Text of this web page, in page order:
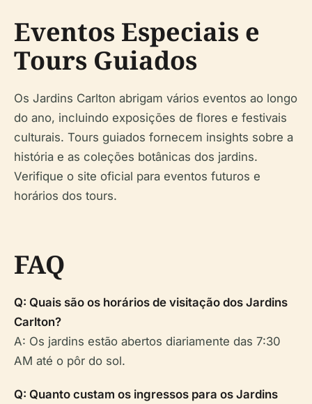
Eventos Especiais e
Tours Guiados
Os Jardins Carlton abrigam vários eventos ao longo
do ano, incluindo exposições de flores e festivais
culturais. Tours guiados fornecem insights sobre a
história e as coleções botânicas dos jardins.
Verifique o site oficial para eventos futuros e
horários dos tours.
FAQ
Q: Quais são os horários de visitação dos Jardins
Carlton?
A: Os jardins estão abertos diariamente das 7:30
AM até o pôr do sol.
Q: Quanto custam os ingressos para os Jardins